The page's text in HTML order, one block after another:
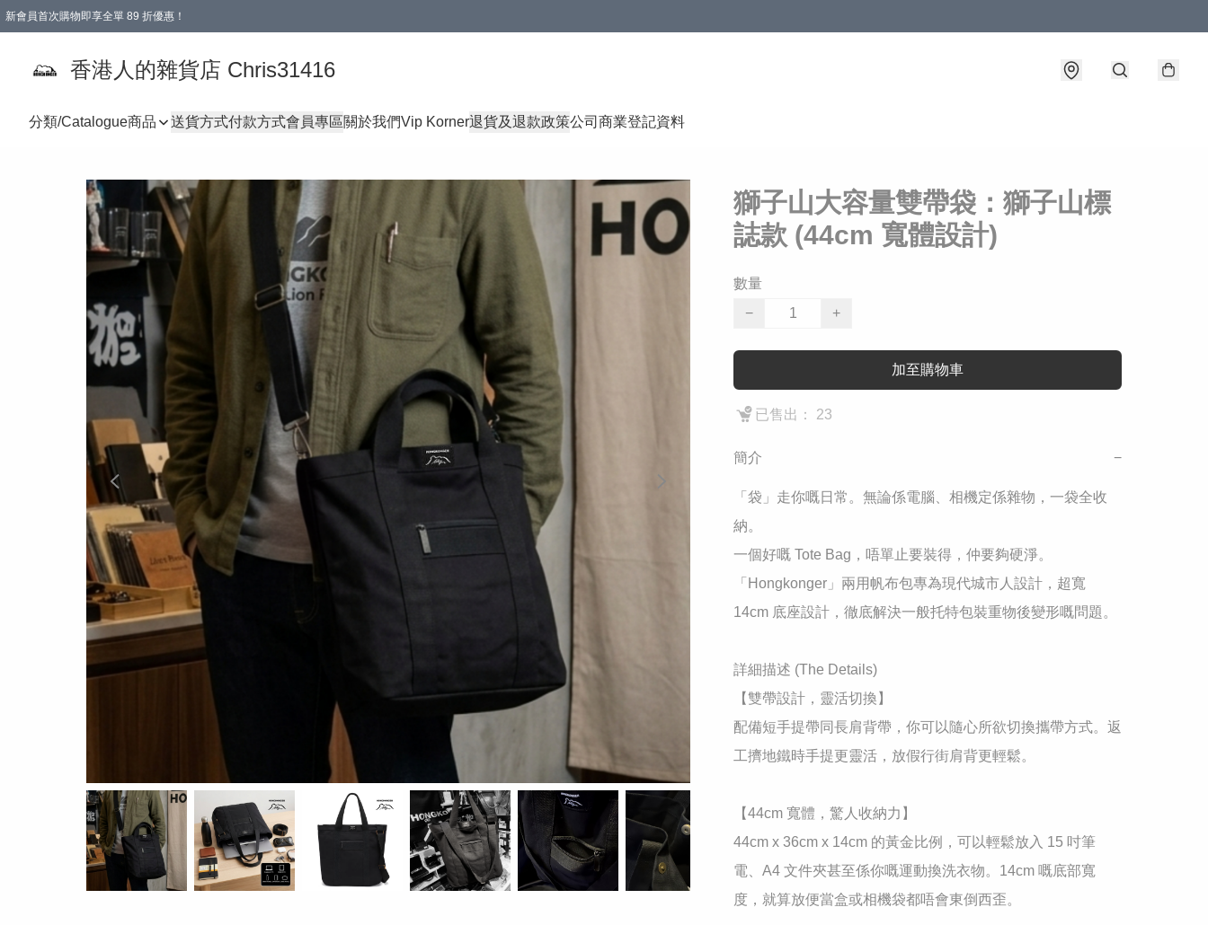
新會員首次購物即享全單 89 折優惠！
香港人的雜貨店 Chris31416
分類/Catalogue商品 送貨方式付款方式會員專區關於我們Vip Korner退貨及退款政策公司商業登記資料
獅子山大容量雙帶袋：獅子山標
誌款 (44cm 寬體設計)
數量
−
+
加至購物車
已售出： 23
簡介 −
​「袋」走你嘅日常。無論係電腦、相機定係雜物，一袋全收
納。
​一個好嘅 Tote Bag，唔單止要裝得，仲要夠硬淨。
「Hongkonger」兩用帆布包專為現代城市人設計，超寬
14cm 底座設計，徹底解決一般托特包裝重物後變形嘅問題。
​詳細描述 (The Details)
​【雙帶設計，靈活切換】
配備短手提帶同長肩背帶，你可以隨心所欲切換攜帶方式。返
工擠地鐵時手提更靈活，放假行街肩背更輕鬆。
​【44cm 寬體，驚人收納力】
44cm x 36cm x 14cm 的黃金比例，可以輕鬆放入 15 吋筆
電、A4 文件夾甚至係你嘅運動換洗衣物。14cm 嘅底部寬
度，就算放便當盒或相機袋都唔會東倒西歪。